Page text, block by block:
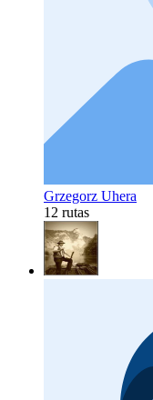
Grzegorz Uhera
12 rutas